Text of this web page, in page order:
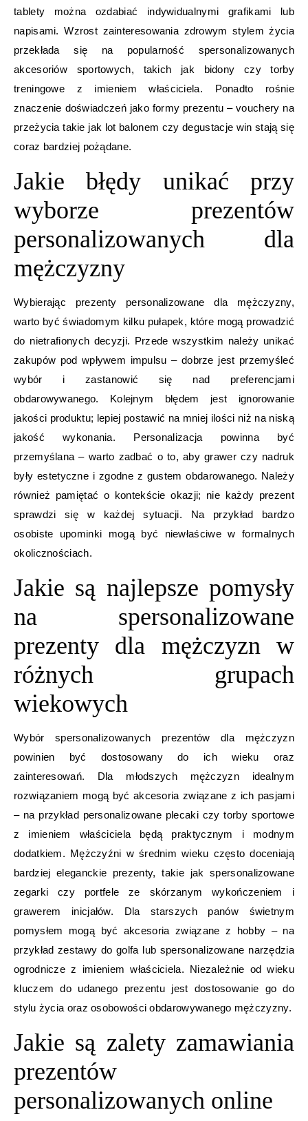
tablety można ozdabiać indywidualnymi grafikami lub
napisami. Wzrost zainteresowania zdrowym stylem życia
przekłada się na popularność spersonalizowanych
akcesoriów sportowych, takich jak bidony czy torby
treningowe z imieniem właściciela. Ponadto rośnie
znaczenie doświadczeń jako formy prezentu – vouchery na
przeżycia takie jak lot balonem czy degustacje win stają się
coraz bardziej pożądane.
Jakie błędy unikać przy
wyborze prezentów
personalizowanych dla
mężczyzny
Wybierając prezenty personalizowane dla mężczyzny,
warto być świadomym kilku pułapek, które mogą prowadzić
do nietrafionych decyzji. Przede wszystkim należy unikać
zakupów pod wpływem impulsu – dobrze jest przemyśleć
wybór i zastanowić się nad preferencjami
obdarowywanego. Kolejnym błędem jest ignorowanie
jakości produktu; lepiej postawić na mniej ilości niż na niską
jakość wykonania. Personalizacja powinna być
przemyślana – warto zadbać o to, aby grawer czy nadruk
były estetyczne i zgodne z gustem obdarowanego. Należy
również pamiętać o kontekście okazji; nie każdy prezent
sprawdzi się w każdej sytuacji. Na przykład bardzo
osobiste upominki mogą być niewłaściwe w formalnych
okolicznościach.
Jakie są najlepsze pomysły
na spersonalizowane
prezenty dla mężczyzn w
różnych grupach
wiekowych
Wybór spersonalizowanych prezentów dla mężczyzn
powinien być dostosowany do ich wieku oraz
zainteresowań. Dla młodszych mężczyzn idealnym
rozwiązaniem mogą być akcesoria związane z ich pasjami
– na przykład personalizowane plecaki czy torby sportowe
z imieniem właściciela będą praktycznym i modnym
dodatkiem. Mężczyźni w średnim wieku często doceniają
bardziej eleganckie prezenty, takie jak spersonalizowane
zegarki czy portfele ze skórzanym wykończeniem i
grawerem inicjałów. Dla starszych panów świetnym
pomysłem mogą być akcesoria związane z hobby – na
przykład zestawy do golfa lub spersonalizowane narzędzia
ogrodnicze z imieniem właściciela. Niezależnie od wieku
kluczem do udanego prezentu jest dostosowanie go do
stylu życia oraz osobowości obdarowywanego mężczyzny.
Jakie są zalety zamawiania
prezentów
personalizowanych online